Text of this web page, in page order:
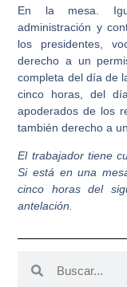
En la mesa.
administración y
los presidentes,
derecho a un
completa del día de
cinco horas, del
apoderados de los
también derecho a
​El trabajador tiene
Si está en una
cinco horas del
antelación.